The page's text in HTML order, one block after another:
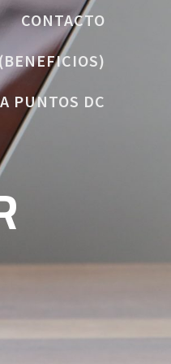
CONTACTO
PUNTOS DC